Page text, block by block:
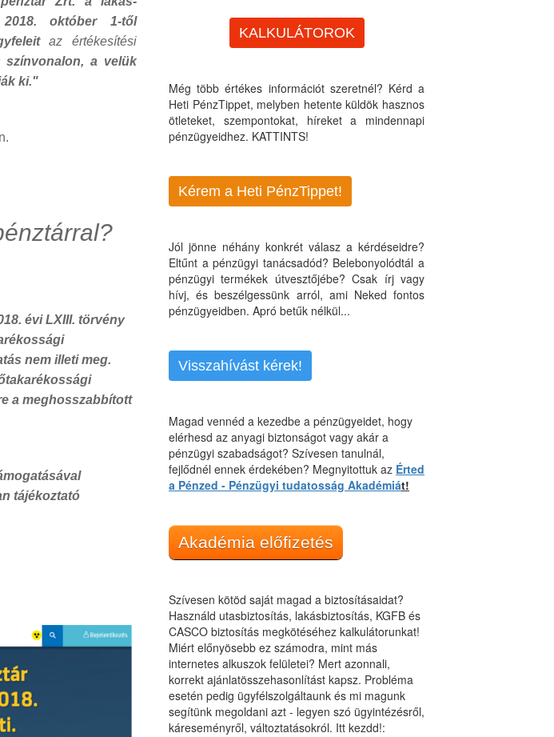
2018. október 1-től
az értékesítési
színvonalon, a velük
ki."
évi LXIII. törvény
nem illeti meg.
a meghosszabbított
tájékoztató
KALKULÁTOROK
Még több értékes információt szeretnél? Kérd a
Heti PénzTippet, melyben hetente küldök hasznos
ötleteket, szempontokat, híreket a mindennapi
pénzügyeidhez. KATTINTS!
Kérem a Heti PénzTippet!
Jól jönne néhány konkrét válasz a kérdéseidre?
Eltűnt a pénzügyi tanácsadód? Belebonyolódtál a
pénzügyi termékek útvesztőjébe? Csak írj vagy
hívj, és beszélgessünk arról, ami Neked fontos
pénzügyeidben. Apró betűk nélkül...
Visszahívást kérek!
Magad vennéd a kezedbe a pénzügyeidet, hogy
elérhesd az anyagi biztonságot vagy akár a
pénzügyi szabadságot? Szívesen tanulnál,
fejlődnél ennek érdekében? Megnyitottuk az Érted
a Pénzed - Pénzügyi tudatosság Akadémiát!
Akadémia előfizetés
Szívesen kötöd saját magad a biztosításaidat?
Használd utasbiztosítás, lakásbiztosítás, KGFB és
CASCO biztosítás megkötéséhez kalkulátorunkat!
Miért előnyösebb ez számodra, mint más
internetes alkuszok felületei? Mert azonnali,
korrekt ajánlatösszehasonlítást kapsz. Probléma
esetén pedig ügyfélszolgáltaunk és mi magunk
segítünk megoldani azt - legyen szó ügyintézésről,
káreseményről, változtatásokról. Itt kezdd!: